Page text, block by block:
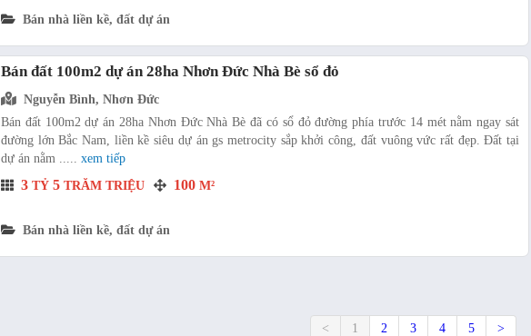
Bán nhà liền kề, đất dự án
Bán đất 100m2 dự án 28ha Nhơn Đức Nhà Bè sổ đỏ
Nguyễn Bình, Nhơn Đức
Bán đất 100m2 dự án 28ha Nhơn Đức Nhà Bè đã có sổ đỏ đường phía trước 14 mét nằm ngay sát
đường lớn Bắc Nam, liền kề siêu dự án gs metrocity sắp khởi công, đất vuông vức rất đẹp. Đất tại
dự án nằm ..... xem tiếp
3 TỶ 5 TRĂM TRIỆU 100 M²
Bán nhà liền kề, đất dự án
< 1 2 3 4 5 >